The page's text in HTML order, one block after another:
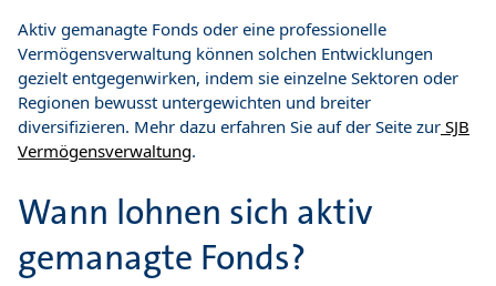
Aktiv gemanagte Fonds oder eine professionelle
Vermögensverwaltung können solchen Entwicklungen
gezielt entgegenwirken, indem sie einzelne Sektoren oder
Regionen bewusst untergewichten und breiter
diversifizieren. Mehr dazu erfahren Sie auf der Seite zur SJB
Vermögensverwaltung.
Wann lohnen sich aktiv
gemanagte Fonds?